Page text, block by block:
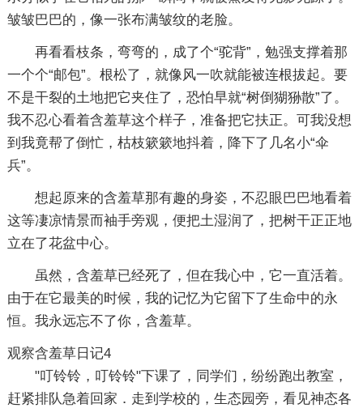
皱皱巴巴的，像一张布满皱纹的老脸。
再看看枝条，弯弯的，成了个“驼背”，勉强支撑着那
一个个“邮包”。根松了，就像风一吹就能被连根拔起。要
不是干裂的土地把它夹住了，恐怕早就“树倒猢狲散”了。
我不忍心看着含羞草这个样子，准备把它扶正。可我没想
到我竟帮了倒忙，枯枝簌簌地抖着，降下了几名小“伞
兵”。
想起原来的含羞草那有趣的身姿，不忍眼巴巴地看着
这等凄凉情景而袖手旁观，便把土湿润了，把树干正正地
立在了花盆中心。
虽然，含羞草已经死了，但在我心中，它一直活着。
由于在它最美的时候，我的记忆为它留下了生命中的永
恒。我永远忘不了你，含羞草。
观察含羞草日记4
"叮铃铃，叮铃铃"下课了，同学们，纷纷跑出教室，
赶紧排队急着回家．走到学校的，生态园旁，看见神态各